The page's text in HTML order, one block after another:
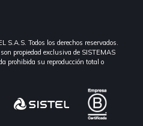
S.A.S. Todos los derechos reservados.
propiedad exclusiva de SISTEMAS
prohibida su reproducción total o